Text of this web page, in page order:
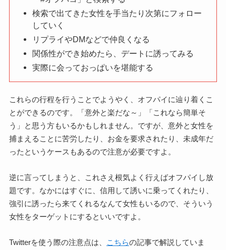
検索で出てきた女性を手当たり次第にフォロー
していく
リプライやDMなどで仲良くなる
関係性ができ始めたら、デートに誘ってみる
実際に会っておっぱいを堪能する
これらの行程を行うことでようやく、オフパイに辿り着くこ
とができるのです。「意外と楽だな～」「これなら簡単そ
う」と思う方もいるかもしれません。ですが、意外と女性を
捕まえることに苦労したり、お金を要求されたり、未成年だ
ったというケースもあるので注意が必要ですよ。
逆に言ってしまうと、これさえ根気よく行えばオフパイし放
題です。なかにはすぐに、信用して誘いに乗ってくれたり、
強引に誘ったら来てくれるなんて女性もいるので、そういう
女性をターゲットにするといいですよ。
Twitterを使う際の注意点は、 こちらの記事で解説していま